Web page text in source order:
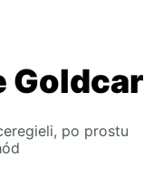
Goldcar
po prostu